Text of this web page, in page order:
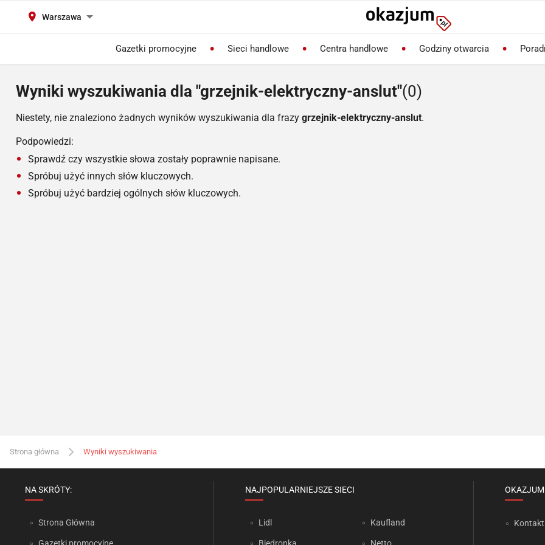
Warszawa
Gazetki promocyjne Sieci handlowe Centra handlowe Godziny otwarcia
Wyniki wyszukiwania dla "grzejnik-elektryczny-anslut"(0)
Niestety, nie znaleziono żadnych wyników wyszukiwania dla frazy grzejnik-elektryczny-anslut.
Podpowiedzi:
Sprawdź czy wszystkie słowa zostały poprawnie napisane.
Spróbuj użyć innych słów kluczowych.
Spróbuj użyć bardziej ogólnych słów kluczowych.
Strona główna Wyniki wyszukiwania
NA SKRÓTY:
Strona Główna
NAJPOPULARNIEJSZE SIECI
Lidl Kaufland Kontakt